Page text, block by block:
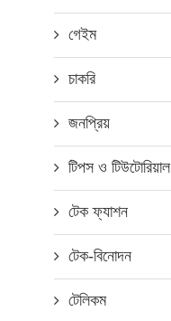
গেইম
চাকরি
জনপ্রিয়
টিপস ও টিউটোরিয়াল
টেক ফ্যাশন
টেক-বিনোদন
টেলিকম